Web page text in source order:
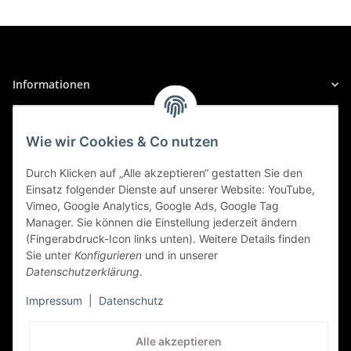
A3
A3 1.9 TDI, PS: 90 | KW: 66
A3
A3 (8L), 07/1997 bis 07/2000
A3 1.9 TDI, PS: 110 | KW: 81
Audi
A3
Informationen
Sicher Einkaufen
Wie wir Cookies & Co nutzen
Durch Klicken auf „Alle akzeptieren“ gestatten Sie den
Einsatz folgender Dienste auf unserer Website: YouTube,
Vimeo, Google Analytics, Google Ads, Google Tag
Manager. Sie können die Einstellung jederzeit ändern
(Fingerabdruck-Icon links unten). Weitere Details finden
Sie unter Konfigurieren und in unserer
Datenschutzerklärung.
Impressum Datenschutz
Alle akzeptieren